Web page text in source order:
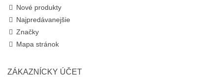
Nové produkty
Najpredávanejšie
Značky
Mapa stránok
ZÁKAZNÍCKY ÚČET